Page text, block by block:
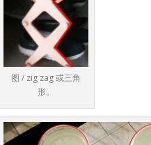
图 / zig zag 或三角
形。